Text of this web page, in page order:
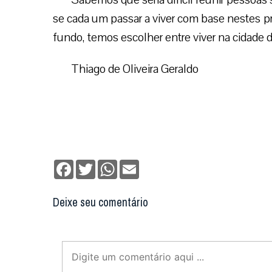
se cada um passar a viver com base nestes
fundo, temos escolher entre viver na
Thiago de Oliveira Geraldo
Facebook
TwitterWhatsApp
Deixe seu comentário